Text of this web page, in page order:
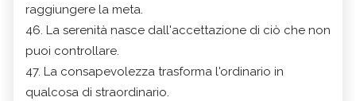
raggiungere la meta.
46. La serenità nasce dall'accettazione di ciò che non
puoi controllare.
47. La consapevolezza trasforma l'ordinario in
qualcosa di straordinario.